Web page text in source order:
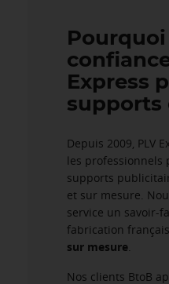
Express
supports
Depuis 2009, PLV
les professionnels
supports
et sur mesure.
service un savoir-
fabrication
sur mesure.
Nos clients BtoB